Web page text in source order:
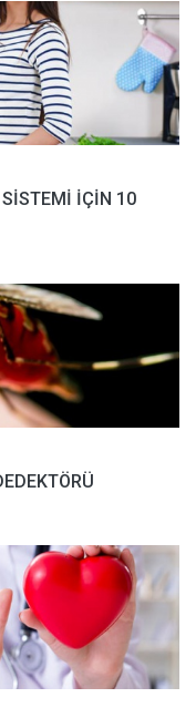
SİSTEMİ İÇİN 10